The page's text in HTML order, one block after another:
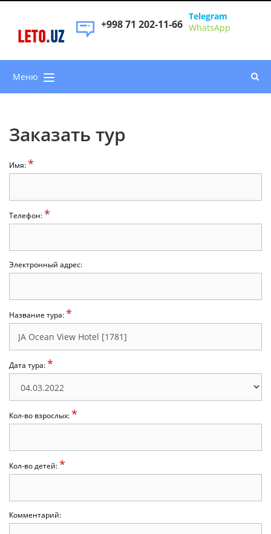
LETO.UZ
+998 71 202-11-66
Telegram
WhatsApp
Меню
Заказать тур
Имя:*
Телефон:*
Электронный адрес:
Название тура:*
Дата тура:*
Кол-во взрослых:*
Кол-во детей:*
Комментарий: